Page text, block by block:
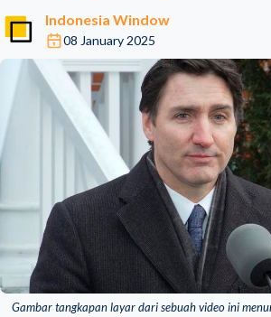
Indonesia Window
08 January 2025
Gambar tangkapan layar dari sebuah video ini